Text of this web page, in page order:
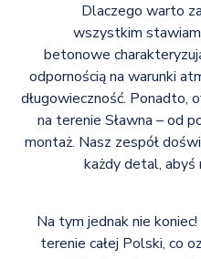
Dlaczego warto
wszystkim
betonowe
odpornością na warunki
długowieczność. Ponadto,
na terenie Sławna – od
montaż. Nasz zespół
każdy detal, abyś
Na tym jednak nie
terenie całej Polski, co